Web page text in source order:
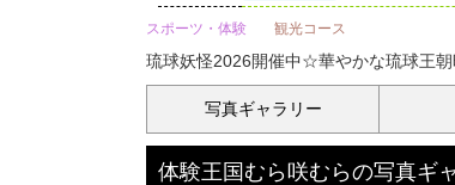
スポーツ・体験 観光コース
琉球妖怪2026開催中☆華やかな琉球王
写真ギャラリー
体験王国むら咲むらの写真ギ